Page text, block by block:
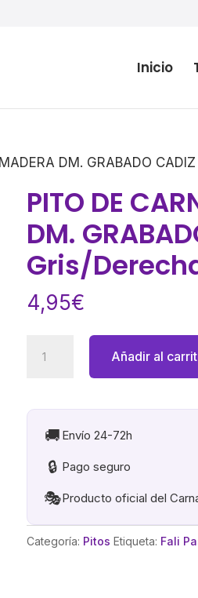
Inicio
DM. GRABADO
PITO DE
DM.
Gris/
4,95€
MADERA
DM.
CADIZ
(Mod3
cantidad
Añadir al
🚚 Envío 24-72h
🔒 Pago seguro
🎭Producto oficial del
Categoría: Pitos Etiqueta: Fali